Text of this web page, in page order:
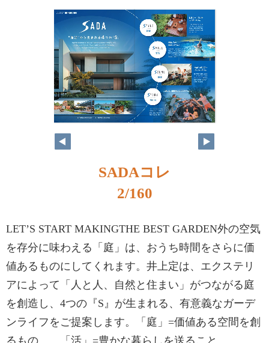
SADAコレ
2/160
LET’S START MAKINGTHE BEST GARDEN外の空気
を存分に味わえる「庭」は、おうち時間をさらに価
値あるものにしてくれます。井上定は、エクステリ
アによって「人と人、自然と住まい」がつながる庭
を創造し、4つの『S』が生まれる、有意義なガーデ
ンライフをご提案します。「庭」=価値ある空間を創
るもの 「活」=豊かな暮らしを送ること